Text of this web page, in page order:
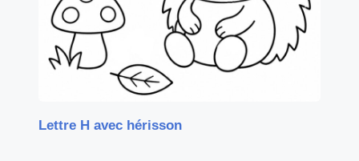
Lettre H avec hérisson